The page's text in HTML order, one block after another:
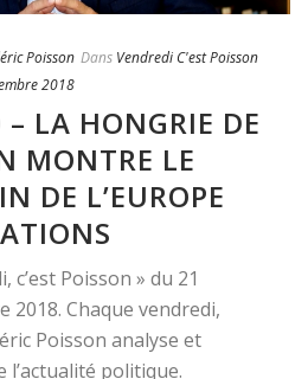
Poisson Dans Vendredi C'est Poisson
2018
– LA HONGRIE DE
MONTRE LE
DE L’EUROPE
c’est Poisson » du 21
2018. Chaque vendredi,
Poisson analyse et
l’actualité politique.